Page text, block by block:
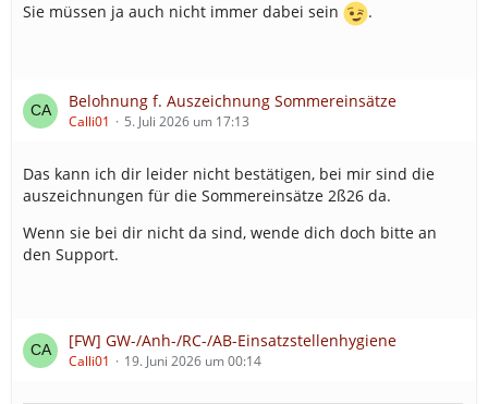
Sie müssen ja auch nicht immer dabei sein .
Belohnung f. Auszeichnung Sommereinsätze
Calli01 5. Juli 2026 um 17:13
Das kann ich dir leider nicht bestätigen, bei mir sind die
auszeichnungen für die Sommereinsätze 2ß26 da.
Wenn sie bei dir nicht da sind, wende dich doch bitte an
den Support.
[FW] GW-/Anh-/RC-/AB-Einsatzstellenhygiene
Calli01 19. Juni 2026 um 00:14